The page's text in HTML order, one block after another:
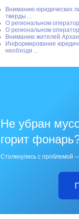
Вниманию юридических
тверды ...
О региональном
О региональном
Вниманию жителей
Информирование
необходи ...
Не убран
горит
Столкнулись с проблемой